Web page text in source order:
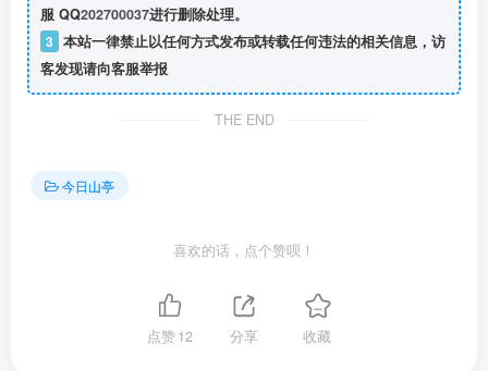
服 QQ202700037进行删除处理。
3 本站一律禁止以任何方式发布或转载任何违法的相关信息，访
客发现请向客服举报
THE END
今日山亭
喜欢的话，点个赞呗！
点赞12 分享 收藏